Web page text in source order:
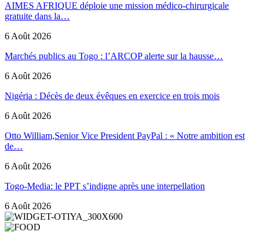
AIMES AFRIQUE déploie une mission médico-chirurgicale
gratuite dans la…
6 Août 2026
Marchés publics au Togo : l’ARCOP alerte sur la hausse…
6 Août 2026
Nigéria : Décès de deux évêques en exercice en trois mois
6 Août 2026
Otto William,Senior Vice President PayPal : « Notre ambition est
de…
6 Août 2026
Togo-Media: le PPT s’indigne après une interpellation
6 Août 2026